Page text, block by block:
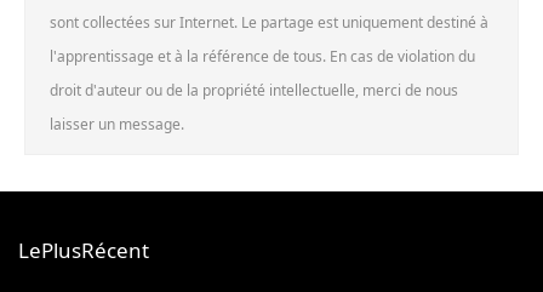
sont collectées sur Internet. Le partage est uniquement destiné à
l'apprentissage et à la référence de tous. En cas de violation du
droit d'auteur ou de la propriété intellectuelle, merci de nous
laisser un message.
LePlusRécent